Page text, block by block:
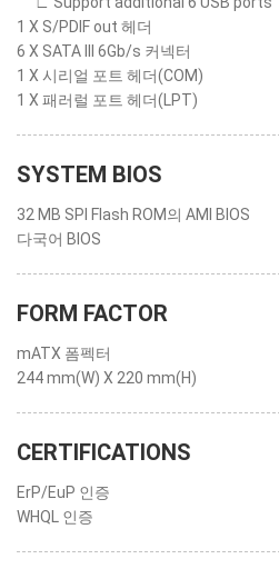
1 X S/PDIF out 헤더
6 X SATA III 6Gb/s 커넥터
1 X 시리얼 포트 헤더(COM)
1 X 패러럴 포트 헤더(LPT)
SYSTEM BIOS
32 MB SPI Flash ROM의 AMI BIOS
다국어 BIOS
FORM FACTOR
mATX 폼펙터
244 mm(W) X 220 mm(H)
CERTIFICATIONS
ErP/EuP 인증
WHQL 인증